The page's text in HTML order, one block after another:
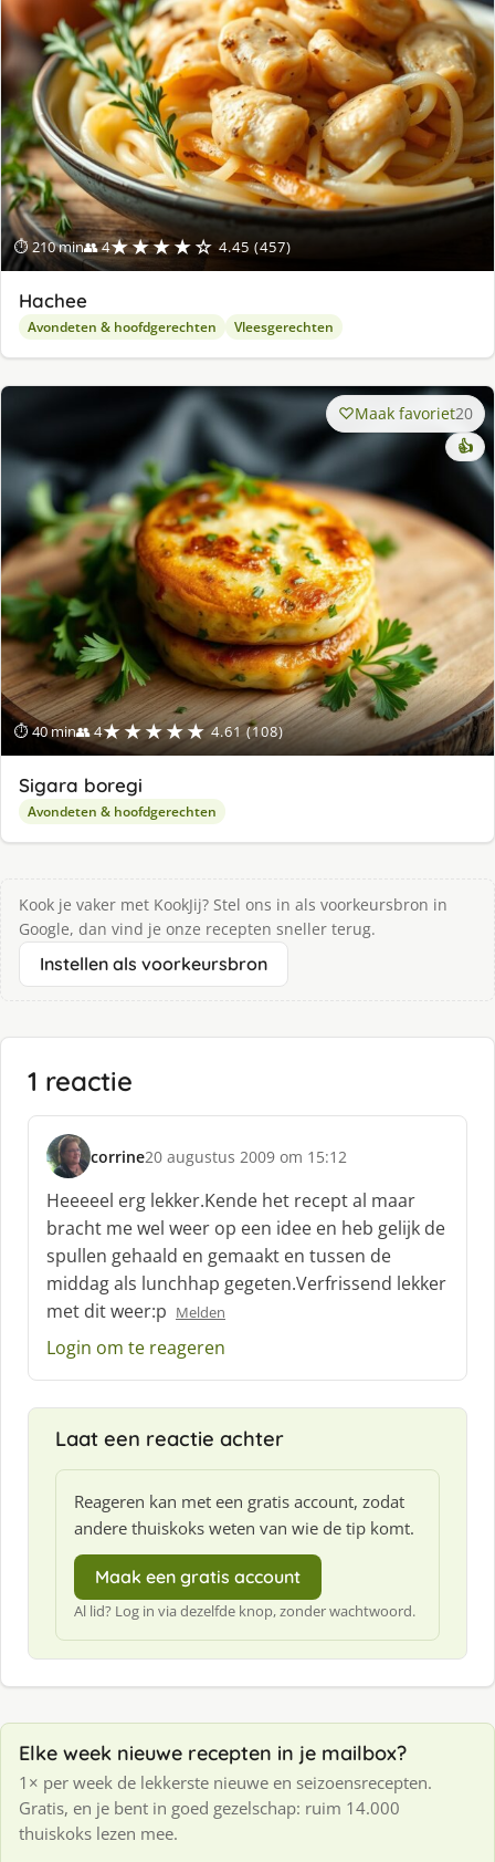
⏱ 210 min👥 4★★★★☆ 4.45 (457)
Hachee
Avondeten & hoofdgerechten Vleesgerechten
⏱ 40 min👥 4★★★★★ 4.61 (108)
Maak favoriet20
👍
Sigara boregi
Avondeten & hoofdgerechten
Kook je vaker met KookJij? Stel ons in als voorkeursbron in
Google, dan vind je onze recepten sneller terug.
Instellen als voorkeursbron
1 reactie
corrine
s
c
h
r
e
e
f
20 augustus 2009 om 15:12
Heeeeel erg lekker.Kende het recept al maar
bracht me wel weer op een idee en heb gelijk de
spullen gehaald en gemaakt en tussen de
middag als lunchhap gegeten.Verfrissend lekker
met dit weer:p Melden
Login om te reageren
Laat een reactie achter
Reageren kan met een gratis account, zodat
andere thuiskoks weten van wie de tip komt.
Maak een gratis account
Al lid? Log in via dezelfde knop, zonder wachtwoord.
Elke week nieuwe recepten in je mailbox?
1× per week de lekkerste nieuwe en seizoensrecepten.
Gratis, en je bent in goed gezelschap: ruim 14.000
thuiskoks lezen mee.